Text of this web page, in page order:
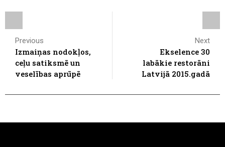
Previous
Izmaiņas nodokļos,
ceļu satiksmē un
veselības aprūpē
Next
Ekselence 30
labākie restorāni
Latvijā 2015.gadā